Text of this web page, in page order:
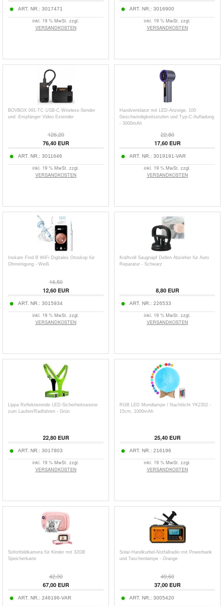
ART. NR.: 3017471
inkl. 19 % MwSt. zzgl.
VERSANDKOSTEN
ART. NR.: 3016900
inkl. 19 % MwSt. zzgl.
VERSANDKOSTEN
BOVBOX 091-TC USB-C Wireless-Sender
und -Empfänger Video Extender
126,20
76,40EUR
ART. NR.: 3011646
inkl. 19 % MwSt. zzgl.
VERSANDKOSTEN
Handventilator mit LED-Anzeige, 100
Geschwindigkeitsstufen und Typ-C-Aufladung
- 3000mAh
22,80
17,60EUR
ART. NR.: 3019191-VAR
inkl. 19 % MwSt. zzgl.
VERSANDKOSTEN
Inskam Find B WiFi Digitales Otoskop für
Ohrreinigung - Weiß
16,50
12,60EUR
ART. NR.: 3015934
inkl. 19 % MwSt. zzgl.
VERSANDKOSTEN
Kraftvoll Saugnapf Dellen Abzieher für Auto
Reparatur - Schwarz
8,80EUR
ART. NR.: 226533
inkl. 19 % MwSt. zzgl.
VERSANDKOSTEN
Lippa Reflektierende LED-Sicherheitsweste
zum Laufen/Radfahren - Grün
22,80EUR
ART. NR.: 3017803
inkl. 19 % MwSt. zzgl.
VERSANDKOSTEN
RGB LED Mondlampe / Nachtlicht YK2302 -
15cm, 1000mAh
25,40EUR
ART. NR.: 216196
inkl. 19 % MwSt. zzgl.
VERSANDKOSTEN
Sofortbildkamera für Kinder mit 32GB
Speicherkarte
42,00
67,00EUR
ART. NR.: 246196-VAR
Solar-Handkurbel-Notfallradio mit Powerbank
und Taschenlampe - Orange
49,60
37,00EUR
ART. NR.: 3005420